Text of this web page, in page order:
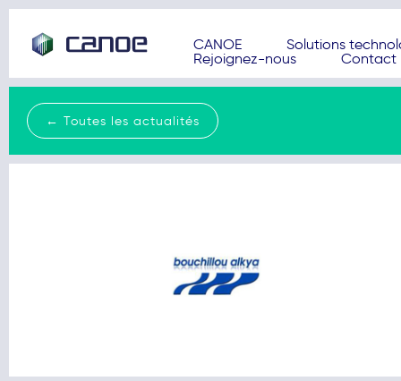
CANOE
Solutions
Rejoignez-nous
Contact
← Toutes les actualités